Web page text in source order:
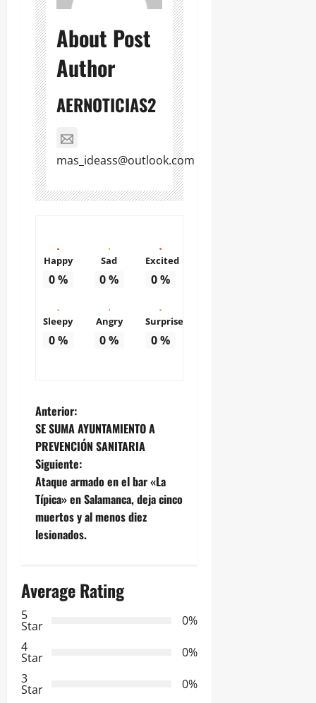
About Post
Author
AERNOTICIAS2
mas_ideass@outlook.com
Happy
0%
Sad
0%
Excited
0%
Sleepy
0%
Angry
0%
Surprise
0%
N
a
v
e
g
c
i
ó
n
Anterior:
SE SUMA AYUNTAMIENTO A
PREVENCIÓN SANITARIA
Siguiente:
Ataque armado en el bar «La
Típica» en Salamanca, deja cinco
muertos y al menos diez
lesionados.
Average Rating
5
Star
0%
4
Star
0%
3
Star
0%